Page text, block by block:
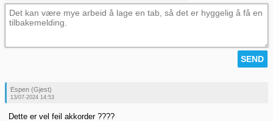
Espen (Gjest)
13/07-2024 14:53
Dette er vel feil akkorder ????